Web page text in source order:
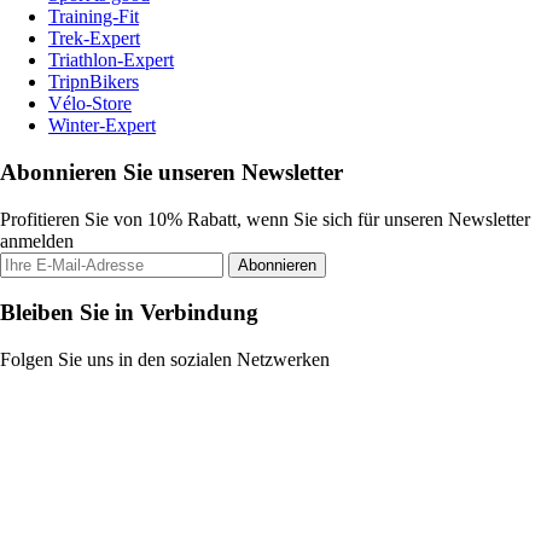
Training-Fit
Trek-Expert
Triathlon-Expert
TripnBikers
Vélo-Store
Winter-Expert
Abonnieren Sie unseren Newsletter
Profitieren Sie von 10% Rabatt, wenn Sie sich für unseren Newsletter
anmelden
Abonnieren
Bleiben Sie in Verbindung
Folgen Sie uns in den sozialen Netzwerken